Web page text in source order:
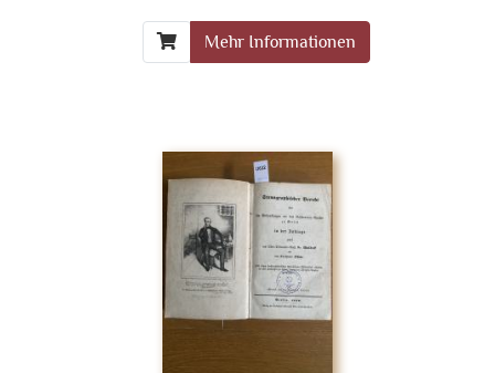
Mehr Informationen